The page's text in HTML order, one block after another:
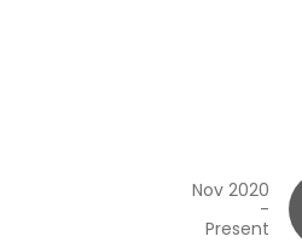
Nov 2020
-
Present